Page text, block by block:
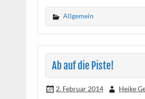
Allgemein
Ab auf die Piste!
2. Februar 2014 Heike